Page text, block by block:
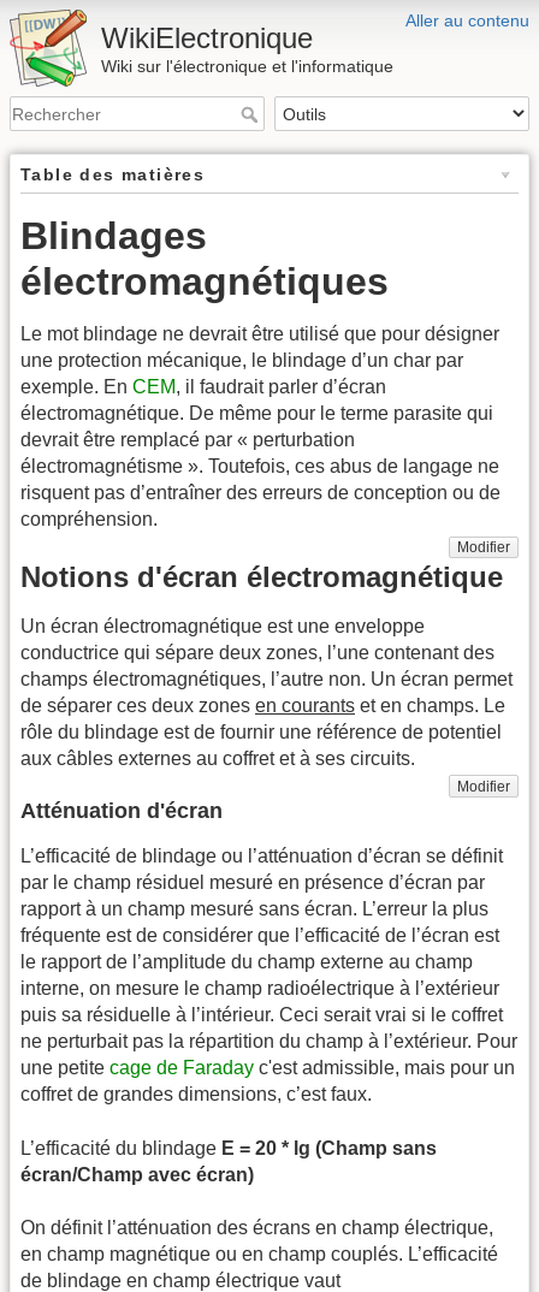
Aller au contenu
WikiElectronique
Wiki sur l'électronique et l'informatique
Table des matières
Blindages
électromagnétiques
Le mot blindage ne devrait être utilisé que pour désigner
une protection mécanique, le blindage d’un char par
exemple. En CEM, il faudrait parler d’écran
électromagnétique. De même pour le terme parasite qui
devrait être remplacé par « perturbation
électromagnétisme ». Toutefois, ces abus de langage ne
risquent pas d’entraîner des erreurs de conception ou de
compréhension.
Modifier
Notions d'écran électromagnétique
Un écran électromagnétique est une enveloppe
conductrice qui sépare deux zones, l’une contenant des
champs électromagnétiques, l’autre non. Un écran permet
de séparer ces deux zones en courants et en champs. Le
rôle du blindage est de fournir une référence de potentiel
aux câbles externes au coffret et à ses circuits.
Modifier
Atténuation d'écran
L’efficacité de blindage ou l’atténuation d’écran se définit
par le champ résiduel mesuré en présence d’écran par
rapport à un champ mesuré sans écran. L’erreur la plus
fréquente est de considérer que l’efficacité de l’écran est
le rapport de l’amplitude du champ externe au champ
interne, on mesure le champ radioélectrique à l’extérieur
puis sa résiduelle à l’intérieur. Ceci serait vrai si le coffret
ne perturbait pas la répartition du champ à l’extérieur. Pour
une petite cage de Faraday c'est admissible, mais pour un
coffret de grandes dimensions, c’est faux.
L’efficacité du blindage E = 20 * lg (Champ sans
écran/Champ avec écran)
On définit l’atténuation des écrans en champ électrique,
en champ magnétique ou en champ couplés. L’efficacité
de blindage en champ électrique vaut